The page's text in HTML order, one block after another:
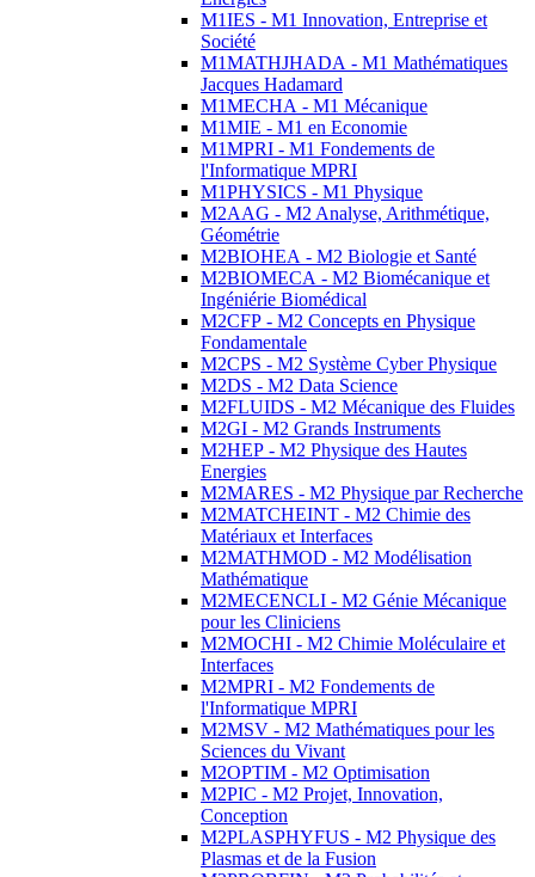
M1IES - M1 Innovation, Entreprise et
Société
M1MATHJHADA - M1 Mathématiques
Jacques Hadamard
M1MECHA - M1 Mécanique
M1MIE - M1 en Economie
M1MPRI - M1 Fondements de
l'Informatique MPRI
M1PHYSICS - M1 Physique
M2AAG - M2 Analyse, Arithmétique,
Géométrie
M2BIOHEA - M2 Biologie et Santé
M2BIOMECA - M2 Biomécanique et
Ingéniérie Biomédical
M2CFP - M2 Concepts en Physique
Fondamentale
M2CPS - M2 Système Cyber Physique
M2DS - M2 Data Science
M2FLUIDS - M2 Mécanique des Fluides
M2GI - M2 Grands Instruments
M2HEP - M2 Physique des Hautes
Energies
M2MARES - M2 Physique par Recherche
M2MATCHEINT - M2 Chimie des
Matériaux et Interfaces
M2MATHMOD - M2 Modélisation
Mathématique
M2MECENCLI - M2 Génie Mécanique
pour les Cliniciens
M2MOCHI - M2 Chimie Moléculaire et
Interfaces
M2MPRI - M2 Fondements de
l'Informatique MPRI
M2MSV - M2 Mathématiques pour les
Sciences du Vivant
M2OPTIM - M2 Optimisation
M2PIC - M2 Projet, Innovation,
Conception
M2PLASPHYFUS - M2 Physique des
Plasmas et de la Fusion